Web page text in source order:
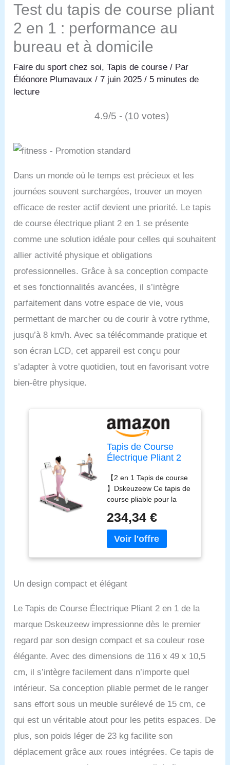
Test du tapis de course pliant
2 en 1 : performance au
bureau et à domicile
Faire du sport chez soi,Tapis de course / Par
Éléonore Plumavaux/7 juin 2025/ 5 minutes de
lecture
4.9/5 - (10 votes)
Dans un monde où le temps est précieux et les
journées souvent surchargées, trouver un moyen
efficace de rester actif devient une priorité. Le tapis
de course électrique pliant 2 en 1 se présente
comme une solution idéale pour celles qui souhaitent
allier activité physique et obligations
professionnelles. Grâce à sa conception compacte
et ses fonctionnalités avancées, il s’intègre
parfaitement dans votre espace de vie, vous
permettant de marcher ou de courir à votre rythme,
jusqu’à 8 km/h. Avec sa télécommande pratique et
son écran LCD, cet appareil est conçu pour
s’adapter à votre quotidien, tout en favorisant votre
bien-être physique.
Tapis de Course
Électrique Pliant 2
8 km/h, 2.5HP -
Tapis Roulant
électrique Extra
Large 40cm-
Télécommande et
Écran LCD-Cadre
Renforcé 130KG
Max-pour Bureau à
【2 en 1 Tapis de course
】Dskeuzeew Ce tapis de
course pliable pour la
de modes d'exercice. Il
peut être utilisé comme
tapis de marche avec une
pour répondre à vos
d'entraînement. Le
permet de faire une
pause pendant votre
soucier de la suppression
de vos données
de 2.5 HP Amélioré]Ce
tapis de course 2-en-1
pliable est équipé d'un
moteur amélioré de 2.5
HP, ce qui réduit le bruit
pendant l'exercice tout en
augmentant la capacité
234,34 €
Un design compact et élégant
Le Tapis de Course Électrique Pliant 2 en 1 de la
marque Dskeuzeew impressionne dès le premier
regard par son design compact et sa couleur rose
élégante. Avec des dimensions de 116 x 49 x 10,5
cm, il s’intègre facilement dans n’importe quel
intérieur. Sa conception pliable permet de le ranger
sans effort sous un meuble surélevé de 15 cm, ce
qui est un véritable atout pour les petits espaces. De
plus, son poids léger de 23 kg facilite son
déplacement grâce aux roues intégrées. Ce tapis de